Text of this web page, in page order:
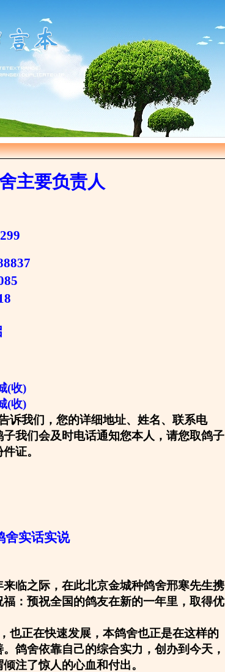
主要负责人
(收)
(收)
诉我们，您的详细地址、姓名、联系电
我们会及时电话通知您本人，请您取鸽子
证。
舍实话实说
临之际，在此北京金城种鸽舍邢寒先生携
：预祝全国的鸽友在新的一年里，取得优
也正在快速发展，本鸽舍也正是在这样的
鸽舍依靠自己的综合实力，创办到今天，
注了惊人的心血和付出。